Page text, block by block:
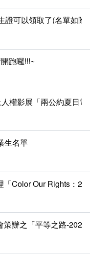
證可以領取了(名單如附
跑囉!!!~
人權影展「兩公約夏日
生名單
「Color Our Rights：
策辦之「平等之路-